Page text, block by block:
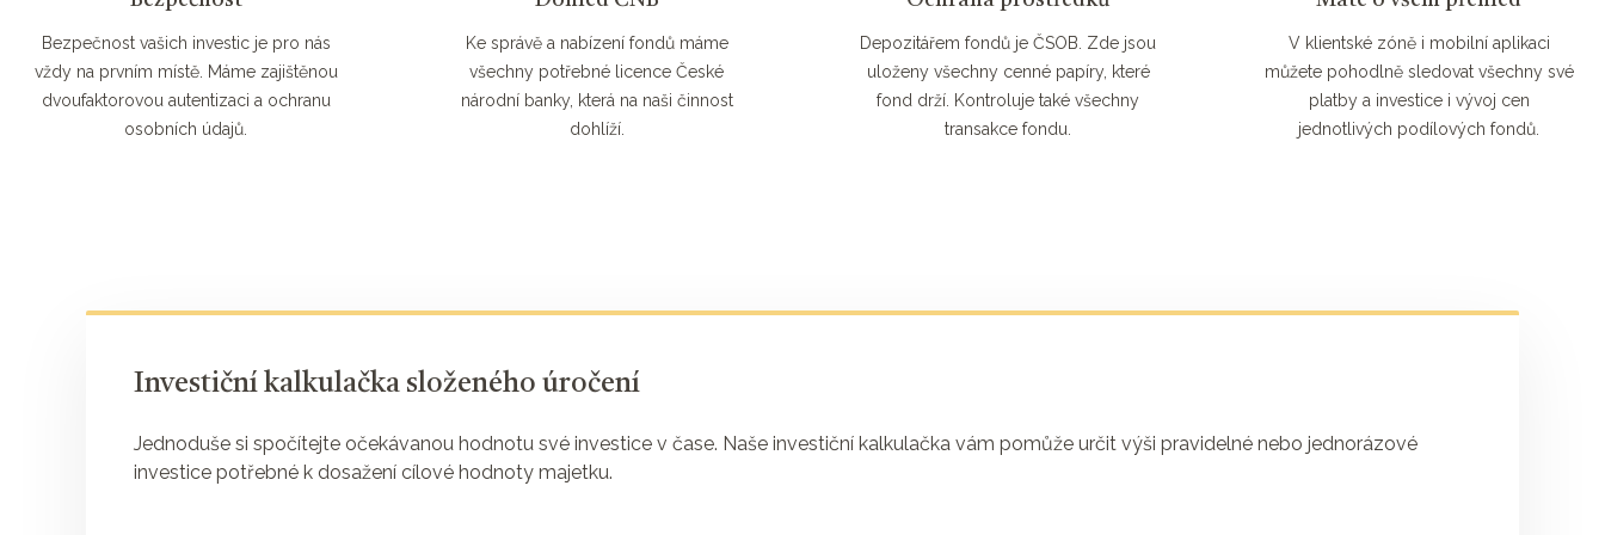
Bezpečnost vašich investic je pro nás
vždy na prvním místě. Máme zajištěnou
dvoufaktorovou autentizaci a ochranu
osobních údajů.
Ke správě a nabízení fondů máme
všechny potřebné licence České
národní banky, která na naši činnost
dohlíží.
Depozitářem fondů je ČSOB. Zde jsou
uloženy všechny cenné papíry, které
fond drží. Kontroluje také všechny
transakce fondu.
V klientské zóně i mobilní aplikaci
můžete pohodlně sledovat všechny své
platby a investice i vývoj cen
jednotlivých podílových fondů.
Investiční kalkulačka složeného úročení
Jednoduše si spočítejte očekávanou hodnotu své investice v čase. Naše investiční kalkulačka vám pomůže určit výši pravidelné nebo jednorázové
investice potřebné k dosažení cílové hodnoty majetku.